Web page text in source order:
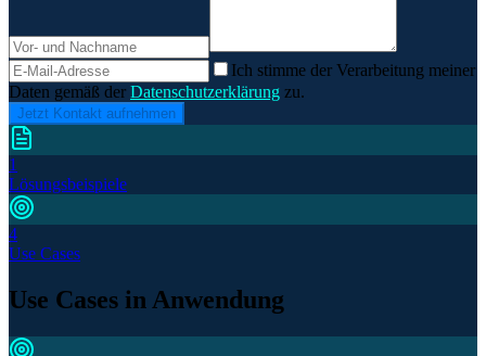
Ich stimme der Verarbeitung meiner
Daten gemäß der Datenschutzerklärung zu.
Jetzt Kontakt aufnehmen
1
Lösungsbeispiele
4
Use Cases
Use Cases in Anwendung